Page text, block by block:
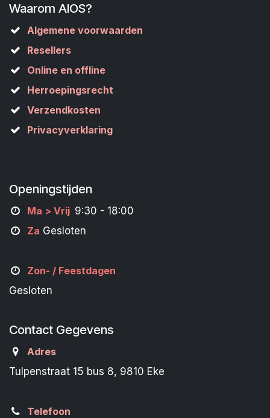
Waarom AIOS?
Algemene voorwaarden
Resellers
Online en offline
Herroepingsrecht
Verzendkosten
Privacyverklaring
Openingstijden
Ma > Vrij 9:30 - 18:00
Za Gesloten
Zon- / Feestdagen
Gesloten
Contact Gegevens
Adres
Tulpenstraat 15 bus 8, 9810 Eke
Telefoon